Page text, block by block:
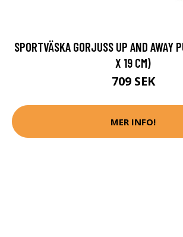
SPORTVÄSKA GORJUSS UP AND
X 19 CM)
709 SEK
MER INFO!